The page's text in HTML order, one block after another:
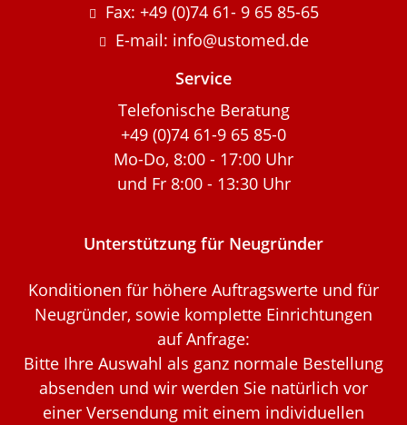
Fax: +49 (0)74 61- 9 65 85-65
E-mail: info@ustomed.de
Service
Telefonische Beratung
+49 (0)74 61-9 65 85-0
Mo-Do, 8:00 - 17:00 Uhr
und Fr 8:00 - 13:30 Uhr
Unterstützung für Neugründer
Konditionen für höhere Auftragswerte und für
Neugründer, sowie komplette Einrichtungen
auf Anfrage:
Bitte Ihre Auswahl als ganz normale Bestellung
absenden und wir werden Sie natürlich vor
einer Versendung mit einem individuellen